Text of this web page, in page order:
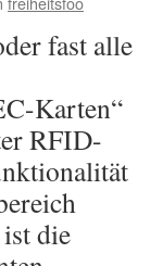
fast alle
Karten“
RFID-
die